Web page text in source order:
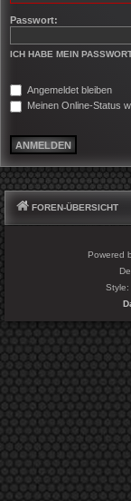
Passwort:
ICH HABE MEIN
Angemeldet bleiben
Meinen Online-Status
FOREN-ÜBERSICHT
Powered
Style: